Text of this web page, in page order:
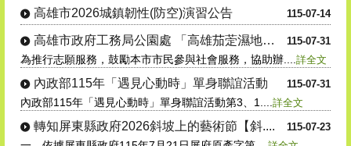
在
新
興
便
民
服
務
手
冊
115-07-14
高雄市2026城鎮韌性(防空)演習公告
115-07-31
高雄市政府工務局公園處 「高雄茄萣濕地志....
為推行志願服務，鼓勵本市市民參與社會服務，協助辦.... 詳全文
115-07-31
內政部115年「遇見心動時」單身聯誼活動
內政部115年「遇見心動時」單身聯誼活動第3、1.... 詳全文
115-07-23
轉知屏東縣政府2026斜坡上的藝術節【斜....